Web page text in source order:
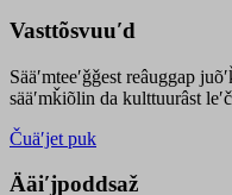
Vasttõsvuuʹd
Sääʹmteeʹǧǧest reâuggap
sääʹmǩiõlin da kulttuurâst
Čuäʹjet puk
Ääiʹjpoddsaž